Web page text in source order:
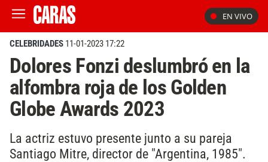
EN VIVO
CELEBRIDADES 11-01-2023 17:22
Dolores Fonzi deslumbró en la
alfombra roja de los Golden
Globe Awards 2023
La actriz estuvo presente junto a su pareja
Santiago Mitre, director de "Argentina, 1985".